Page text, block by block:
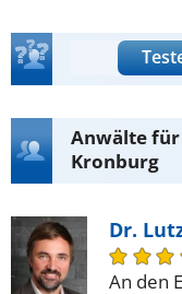
Anwälte für
Kronburg
Dr.
An den